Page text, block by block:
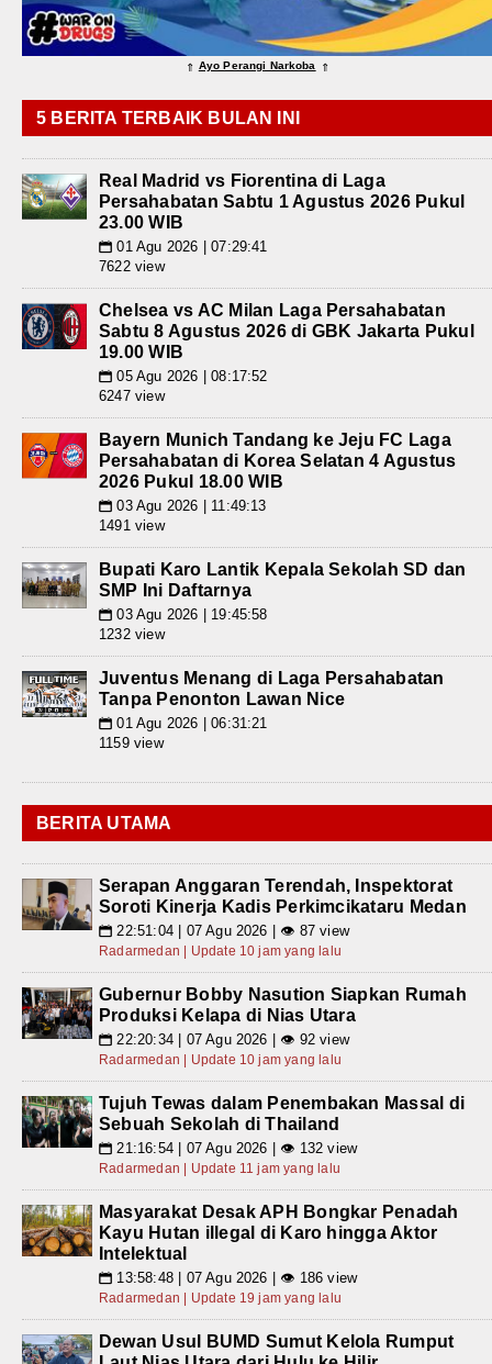
⇑ Ayo Perangi Narkoba ⇑
5 BERITA TERBAIK BULAN INI
Real Madrid vs Fiorentina di Laga
Persahabatan Sabtu 1 Agustus 2026 Pukul
23.00 WIB
📅 01 Agu 2026 | 07:29:41
7622 view
Chelsea vs AC Milan Laga Persahabatan
Sabtu 8 Agustus 2026 di GBK Jakarta Pukul
19.00 WIB
📅 05 Agu 2026 | 08:17:52
6247 view
Bayern Munich Tandang ke Jeju FC Laga
Persahabatan di Korea Selatan 4 Agustus
2026 Pukul 18.00 WIB
📅 03 Agu 2026 | 11:49:13
1491 view
Bupati Karo Lantik Kepala Sekolah SD dan
SMP Ini Daftarnya
📅 03 Agu 2026 | 19:45:58
1232 view
Juventus Menang di Laga Persahabatan
Tanpa Penonton Lawan Nice
📅 01 Agu 2026 | 06:31:21
1159 view
BERITA UTAMA
Serapan Anggaran Terendah, Inspektorat
Soroti Kinerja Kadis Perkimcikataru Medan
📅 22:51:04 | 07 Agu 2026 | 👁 87 view
Radarmedan | Update 10 jam yang lalu
Gubernur Bobby Nasution Siapkan Rumah
Produksi Kelapa di Nias Utara
📅 22:20:34 | 07 Agu 2026 | 👁 92 view
Radarmedan | Update 10 jam yang lalu
Tujuh Tewas dalam Penembakan Massal di
Sebuah Sekolah di Thailand
📅 21:16:54 | 07 Agu 2026 | 👁 132 view
Radarmedan | Update 11 jam yang lalu
Masyarakat Desak APH Bongkar Penadah
Kayu Hutan illegal di Karo hingga Aktor
Intelektual
📅 13:58:48 | 07 Agu 2026 | 👁 186 view
Radarmedan | Update 19 jam yang lalu
Dewan Usul BUMD Sumut Kelola Rumput